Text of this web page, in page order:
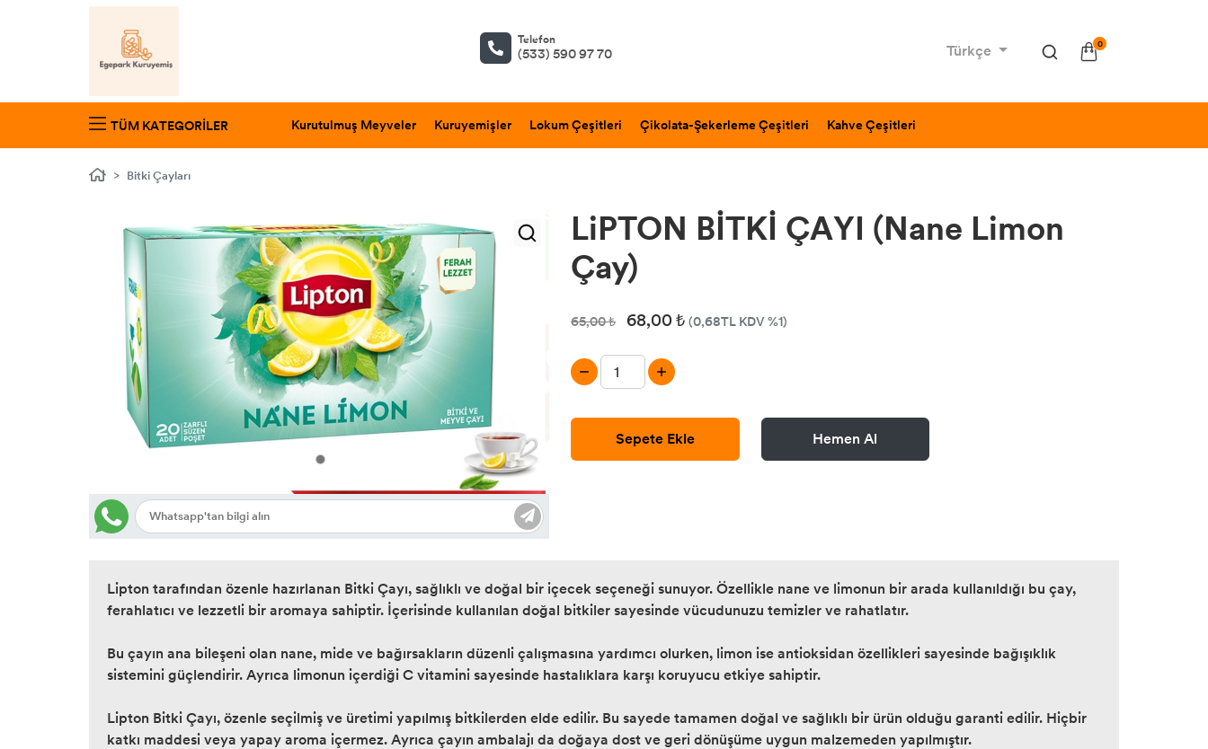
Telefon
(533) 590 97 70 Türkçe 0
TÜM KATEGORILER Kurutulmuş Meyveler Kuruyemişler Lokum Çeşitleri Çikolata-Şekerleme Çeşitleri Kahve Çeşitleri
Bitki Çayları
LiPTON BİTKİ ÇAYI (Nane Limon
Çay)
65,00 ₺ 68,00 ₺ (0,68TL KDV %1)
Sepete Ekle Hemen Al
Lipton tarafından özenle hazırlanan Bitki Çayı, sağlıklı ve doğal bir içecek seçeneği sunuyor. Özellikle nane ve limonun bir arada kullanıldığı bu çay,
ferahlatıcı ve lezzetli bir aromaya sahiptir. İçerisinde kullanılan doğal bitkiler sayesinde vücudunuzu temizler ve rahatlatır.
Bu çayın ana bileşeni olan nane, mide ve bağırsakların düzenli çalışmasına yardımcı olurken, limon ise antioksidan özellikleri sayesinde bağışıklık
sistemini güçlendirir. Ayrıca limonun içerdiği C vitamini sayesinde hastalıklara karşı koruyucu etkiye sahiptir.
Lipton Bitki Çayı, özenle seçilmiş ve üretimi yapılmış bitkilerden elde edilir. Bu sayede tamamen doğal ve sağlıklı bir ürün olduğu garanti edilir. Hiçbir
katkı maddesi veya yapay aroma içermez. Ayrıca çayın ambalajı da doğaya dost ve geri dönüşüme uygun malzemeden yapılmıştır.